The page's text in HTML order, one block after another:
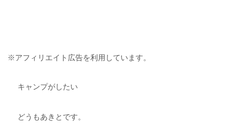
※アフィリエイト広告を利用しています。
キャンプがしたい
どうもあきとです。